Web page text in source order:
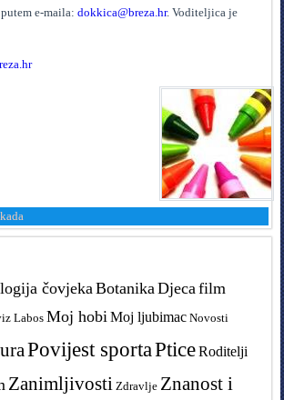
e-maila:dokkica@breza.hr. Voditeljica je
čovjeka Botanika Djeca film
Labos Moj hobi Moj ljubimac Novosti
Povijest sportaPtice Roditelji
Zanimljivosti Zdravlje Znanost i